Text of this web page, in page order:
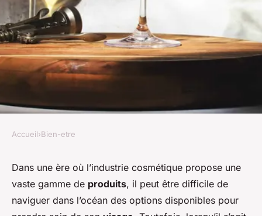
comment choisir les bons
produits cosmétiques pour sa
peau sensible
Accueil›Bien-etre
Dans une ère où l’industrie cosmétique propose une
vaste gamme de produits, il peut être difficile de
naviguer dans l’océan des options disponibles pour